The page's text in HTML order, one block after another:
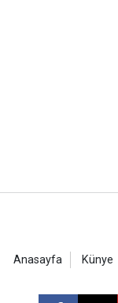
Anasayfa Künye